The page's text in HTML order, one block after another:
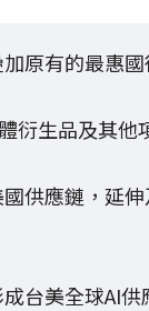
原有的最惠國
衍生品及其他
供應鏈，延
台美全球AI供